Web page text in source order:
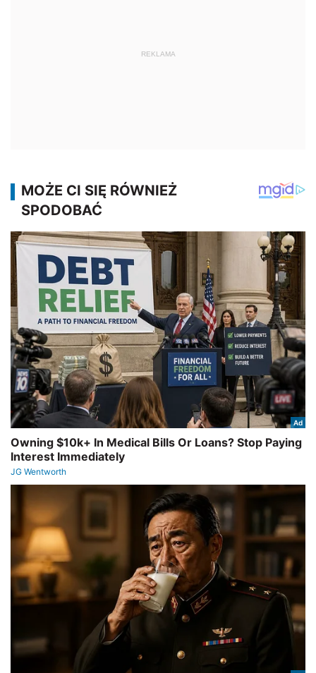
REKLAMA